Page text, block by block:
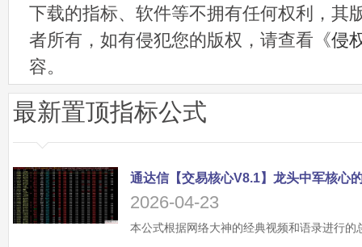
下载的指标、软件等不拥有任何权利，其
者所有，如有侵犯您的版权，请查看《侵
容。
最新置顶指标公式
2026-04-23